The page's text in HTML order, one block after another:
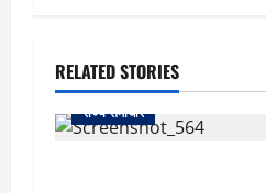
RELATED STORIES
राज्य समाचार